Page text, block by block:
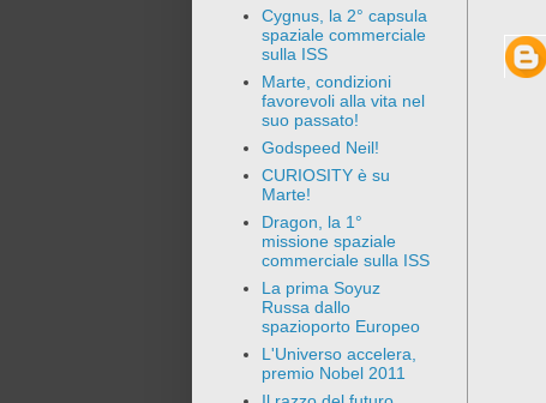
Cygnus, la 2° capsula
spaziale commerciale
sulla ISS
Marte, condizioni
favorevoli alla vita nel
suo passato!
Godspeed Neil!
CURIOSITY è su
Marte!
Dragon, la 1°
missione spaziale
commerciale sulla ISS
La prima Soyuz
Russa dallo
spazioporto Europeo
L'Universo accelera,
premio Nobel 2011